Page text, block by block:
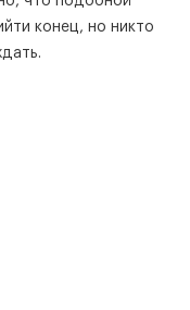
конец, но никто